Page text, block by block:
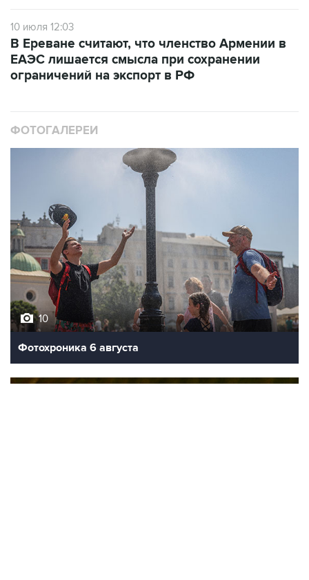
10 июля 12:03
В Ереване считают, что членство Армении в
ЕАЭС лишается смысла при сохранении
ограничений на экспорт в РФ
ФОТОГАЛЕРЕИ
10
Фотохроника 6 августа